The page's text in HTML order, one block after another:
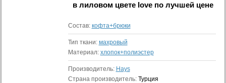
в лиловом цвете love по лучшей цене
Состав: кофта+брюки
Тип ткани: махровый
Материал: хлопок+полиэстер
Производитель: Hays
Страна производитель: Турция